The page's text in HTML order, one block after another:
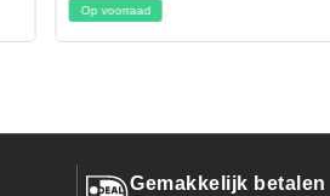
Op voorraad
Gemakkelijk betalen